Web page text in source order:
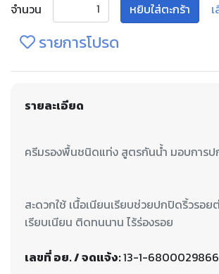
จำนวน หยิบใส่ตะกร้า
รายการโปรด
รายละเอียด
สะดวกใช้ เนื้อเนียนเรียบช่วยปกปิดริ้วรอย
เรียบเนียน ติดทนนาน ไร้ร่องรอย
เลขที่ อย. / จดแจ้ง:13-1-6800029866